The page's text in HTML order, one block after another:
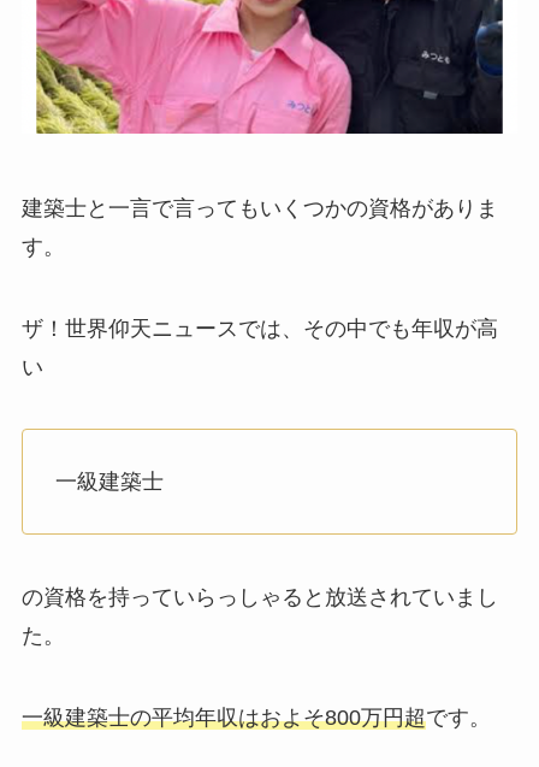
建築士と一言で言ってもいくつかの資格がありま
す。
ザ！世界仰天ニュースでは、その中でも年収が高
い
一級建築士
の資格を持っていらっしゃると放送されていまし
た。
一級建築士の平均年収はおよそ800万円超です。